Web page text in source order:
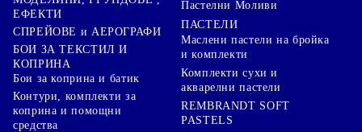
ЕФЕКТИ
СПРЕЙОВЕ и АЕРОГРАФИ
БОИ ЗА ТЕКСТИЛ И
КОПРИНА
Бои за коприна и батик
Контури, комплекти за
коприна и помощни
средства
Пастелни Моливи
ПАСТЕЛИ
Маслени пастели на бройка
и комплекти
Комплекти сухи и
акварелни пастели
REMBRANDT SOFT
PASTELS